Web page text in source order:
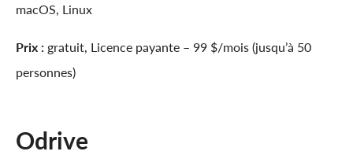
macOS, Linux
Prix : gratuit, Licence payante – 99 $/mois (jusqu’à 50
personnes)
Odrive